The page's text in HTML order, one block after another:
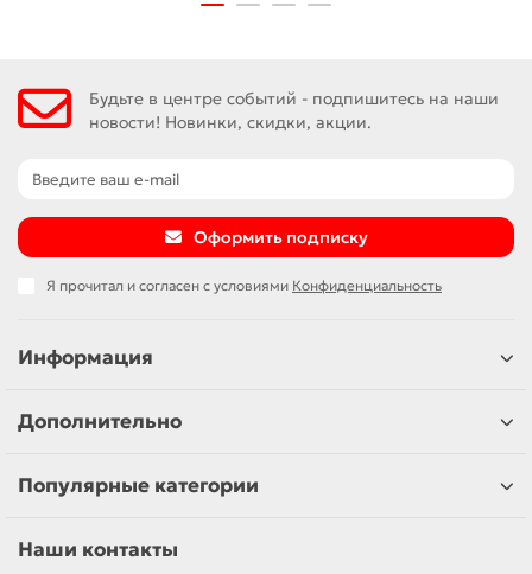
Будьте в центре событий - подпишитесь на наши
новости! Новинки, скидки, акции.
Оформить подписку
Я прочитал и согласен с условиями Конфиденциальность
Информация
Дополнительно
Популярные категории
Наши контакты